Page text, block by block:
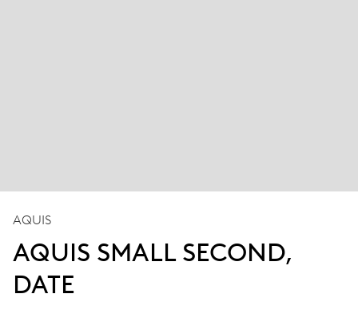
AQUIS
AQUIS SMALL SECOND,
DATE